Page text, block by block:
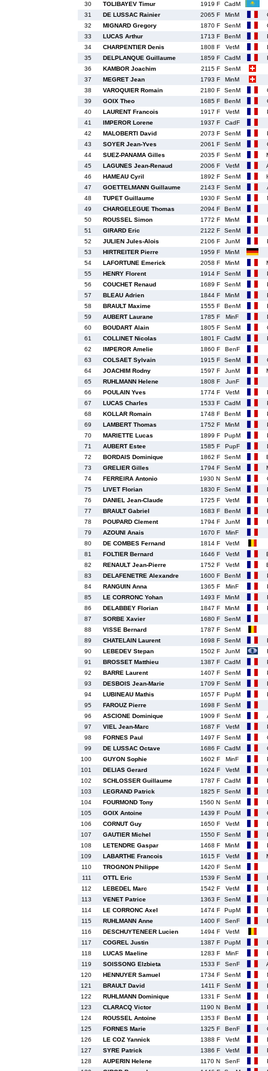
30
TOLIBAYEV Timur 1919 F
CadM
31
DE LUSSAC Rainier 2065 F MinM
32
MIGNARD Gregory 1870 F SenM
33
LUCAS Arthur 1713 F BenM
34
CHARPENTIER Denis 1808 F VetM
35
DELPLANQUE Guillaume 1859 F CadM
36
KAMBOR Joachim 2115 F
SenM
37
MEGRET Jean 1793 F
MinM
38
VAROQUIER Romain 2180 F SenM
39
GOIX Theo 1685 F BenM
40
LAURENT Francois 1917 F VetM
41
IMPEROR Lorene 1937 F
CadF
42
MALOBERTI David 2073 F SenM
43
SOYER Jean-Yves 2061 F SenM
44
SUEZ-PANAMA Gilles 2035 F SenM
45
LAGUNES Jean-Renaud 2006 F VetM
46
HAMEAU Cyril 1892 F SenM
47
GOETTELMANN Guillaume 2143 F SenM
48
TUPET Guillaume 1930 F SenM
49
CHARGELEGUE Thomas 2094 F
BenM
50
ROUSSEL Simon 1772 F MinM
51
GIRARD Eric 2122 F
SenM
52
JULIEN Jules-Alois 2106 F JunM
53
HIRTREITER Pierre 1959 F
MinM
54
LAFORTUNE Emerick 2058 F MinM
55
HENRY Florent 1914 F SenM
56
COUCHET Renaud 1689 F SenM
57
BLEAU Adrien 1844 F MinM
58
BRAULT Maxime 1555 F BenM
59
AUBERT Laurane 1785 F MinF
60
BOUDART Alain 1805 F SenM
61
COLLINET Nicolas 1801 F CadM
62
IMPEROR Amelie 1860 F
BenF
63
COLSAET Sylvain 1915 F SenM
64
JOACHIM Rodny 1597 F JunM
65
RUHLMANN Helene 1808 F
JunF
66
POULAIN Yves 1774 F VetM
67
LUCAS Charles 1533 F CadM
68
KOLLAR Romain 1748 F BenM
69
LAMBERT Thomas 1752 F MinM
70
MARIETTE Lucas 1899 F PupM
71
AUBERT Estee 1585 F PupF
72
BORDAIS Dominique 1862 F SenM
73
GRELIER Gilles 1794 F SenM
74
FERREIRA Antonio 1930 N SenM
75
LIVET Florian 1830 F SenM
76
DANIEL Jean-Claude 1725 F VetM
77
BRAULT Gabriel 1683 F BenM
78
POUPARD Clement 1794 F JunM
79
AZOUNI Anais 1670 F
MinF
80
DE COMBES Fernand 1814 F
VetM
81
FOLTIER Bernard 1646 F VetM
82
RENAULT Jean-Pierre 1752 F VetM
83
DELAFENETRE Alexandre 1600 F BenM
84
RANGUIN Anna 1365 F MinF
85
LE CORRONC Yohan 1493 F MinM
86
DELABBEY Florian 1847 F MinM
87
SORBE Xavier 1680 F
SenM
88
VISSE Bernard 1787 F
SenM
89
CHATELAIN Laurent 1698 F SenM
90
LEBEDEV Stepan 1502 F JunM
91
BROSSET Matthieu 1387 F CadM
92
BARRE Laurent 1407 F SenM
93
DESBOIS Jean-Marie 1709 F SenM
94
LUBINEAU Mathis 1657 F PupM
95
FAROUZ Pierre 1698 F
SenM
96
ASCIONE Dominique 1909 F SenM
97
VIEL Jean-Marc 1687 F VetM
98
FORNES Paul 1497 F SenM
99
DE LUSSAC Octave 1686 F CadM
100
GUYON Sophie 1602 F MinF
101
DELIAS Gerard 1624 F VetM
102
SCHLOSSER Guillaume 1787 F CadM
103
LEGRAND Patrick 1825 F SenM
104
FOURMOND Tony 1560 N SenM
105
GOIX Antoine 1439 F PouM
106
CORNUT Guy 1650 F VetM
107
GAUTIER Michel 1550 F SenM
108
LETENDRE Gaspar 1468 F MinM
109
LABARTHE Francois 1615 F VetM
110
TROGNON Philippe 1420 F
SenM
111
OTTL Eric 1539 F SenM
112
LEBEDEL Marc 1542 F VetM
113
VENET Patrice 1363 F SenM
114
LE CORRONC Axel 1474 F PupM
115
RUHLMANN Anne 1400 F SenF
116
DESCHUYTENEER Lucien 1494 F
VetM
117
COGREL Justin 1387 F PupM
118
LUCAS Maeline 1283 F MinF
119
SOISSONG Elzbieta 1533 F SenF
120
HENNUYER Samuel 1734 F SenM
121
BRAULT David 1411 F SenM
122
RUHLMANN Dominique 1331 F SenM
123
CLARACQ Victor 1190 N BenM
124
ROUSSEL Antoine 1353 F BenM
125
FORNES Marie 1325 F BenF
126
LE COZ Yannick 1388 F VetM
127
SYRE Patrick 1386 F VetM
128
AUPERIN Helene 1170 N SenF